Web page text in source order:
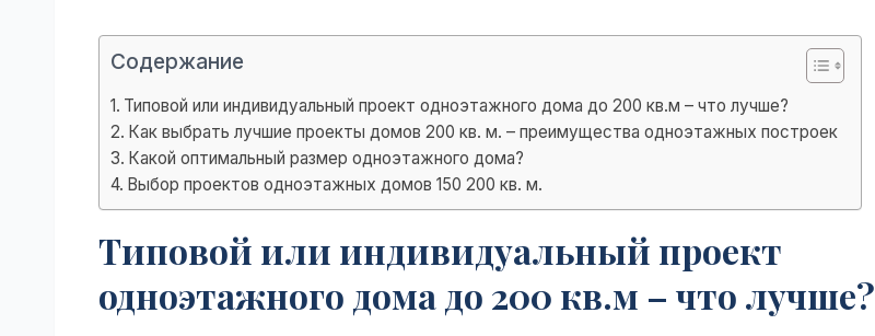
Содержание
Типовой или индивидуальный проект одноэтажного дома до 200 кв.м – что лучше?
Как выбрать лучшие проекты домов 200 кв. м. – преимущества одноэтажных построек
Какой оптимальный размер одноэтажного дома?
Выбор проектов одноэтажных домов 150 200 кв. м.
Типовой или индивидуальный проект
одноэтажного дома до 200 кв.м – что лучше?